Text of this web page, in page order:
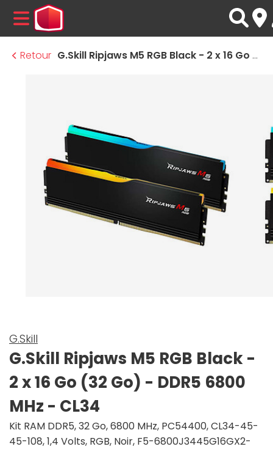
MENU
Retour
G.Skill Ripjaws M5 RGB Black - 2 x 16 Go (32 Go) - DDR5 6800 MHz - CL34
G.Skill
G.Skill Ripjaws M5 RGB Black -
2 x 16 Go (32 Go) - DDR5 6800
MHz - CL34
Kit RAM DDR5, 32 Go, 6800 MHz, PC54400, CL34-45-
45-108, 1,4 Volts, RGB, Noir, F5-6800J3445G16GX2-